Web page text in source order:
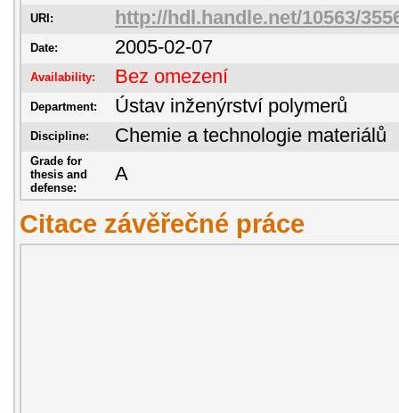
URI: http://hdl.handle.net/10563/
Date: 2005-02-07
Availability: Bez omezení
Department: Ústav inženýrství polymerů
Discipline: Chemie a technologie materiálů
Grade for
thesis and
defense:
A
Citace závěřečné práce